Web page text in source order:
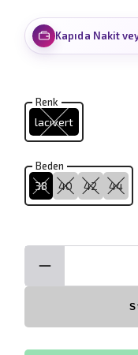
Kapıda Nakit
Renk
lacivert
Beden
38 40 42 44